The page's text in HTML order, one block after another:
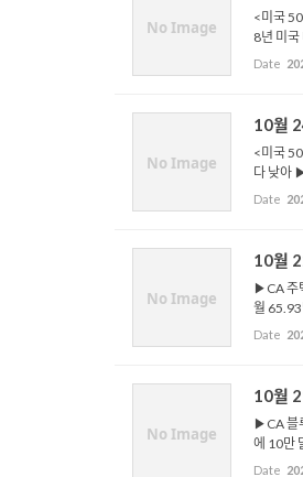
No Image
<미국
8년 미국
Date
No Image
10월
<미국
다 낮아
Date
No Image
10월
▶CA 주
월
Date
No Image
10월
▶CA 블
에 10만
Date